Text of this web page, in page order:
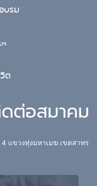
บรม
ฯ
ต
ต่อสมาคม
แขวงทุ่งมหาเมฆ เขตสาทร